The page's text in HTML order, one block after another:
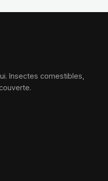
Insectes comestibles,